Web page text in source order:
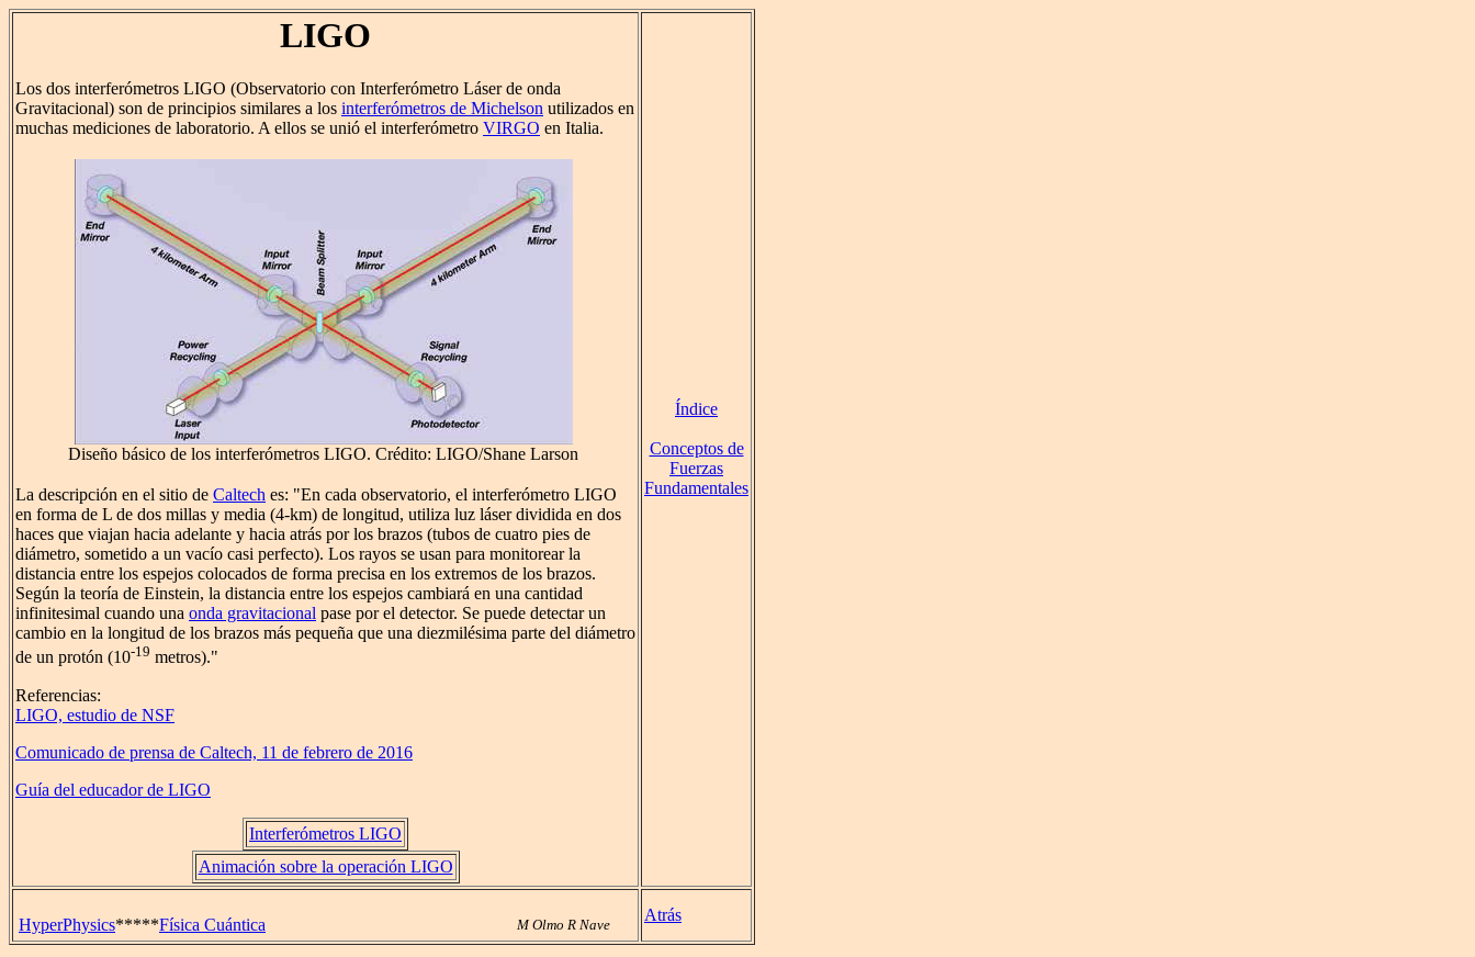
LIGO
Los dos interferómetros LIGO (Observatorio con Interferómetro Láser de onda
Gravitacional) son de principios similares a los interferómetros de Michelson utilizados en
muchas mediciones de laboratorio. A ellos se unió el interferómetro VIRGO en Italia.
Diseño básico de los interferómetros LIGO. Crédito: LIGO/Shane Larson
La descripción en el sitio de Caltech es: "En cada observatorio, el interferómetro LIGO
en forma de L de dos millas y media (4-km) de longitud, utiliza luz láser dividida en dos
haces que viajan hacia adelante y hacia atrás por los brazos (tubos de cuatro pies de
diámetro, sometido a un vacío casi perfecto). Los rayos se usan para monitorear la
distancia entre los espejos colocados de forma precisa en los extremos de los brazos.
Según la teoría de Einstein, la distancia entre los espejos cambiará en una cantidad
infinitesimal cuando una onda gravitacional pase por el detector. Se puede detectar un
cambio en la longitud de los brazos más pequeña que una diezmilésima parte del diámetro
de un protón (10-19 metros)."
Referencias:
LIGO, estudio de NSF
Comunicado de prensa de Caltech, 11 de febrero de 2016
Guía del educador de LIGO
Interferómetros LIGO
Animación sobre la operación LIGO
Índice
Conceptos de
Fuerzas
Fundamentales
HyperPhysics*****Física Cuántica M Olmo R Nave
Atrás